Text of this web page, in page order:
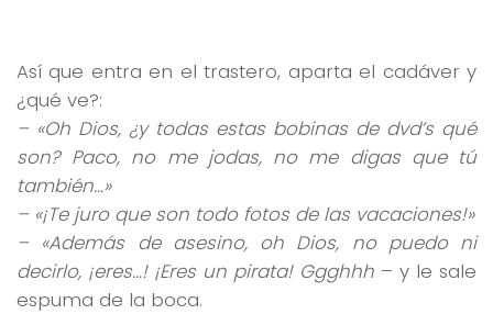
Así que entra en el trastero, aparta el cadáver y
¿qué ve?:
– «Oh Dios, ¿y todas estas bobinas de dvd’s qué
son? Paco, no me jodas, no me digas que tú
también…»
– «¡Te juro que son todo fotos de las vacaciones!»
– «Además de asesino, oh Dios, no puedo ni
decirlo, ¡eres…! ¡Eres un pirata! Ggghhh – y le sale
espuma de la boca.